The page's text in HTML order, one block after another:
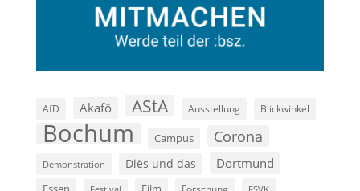
AfD Akafö AStA Ausstellung Blickwinkel
Bochum Campus Corona
Demonstration Diës und das Dortmund